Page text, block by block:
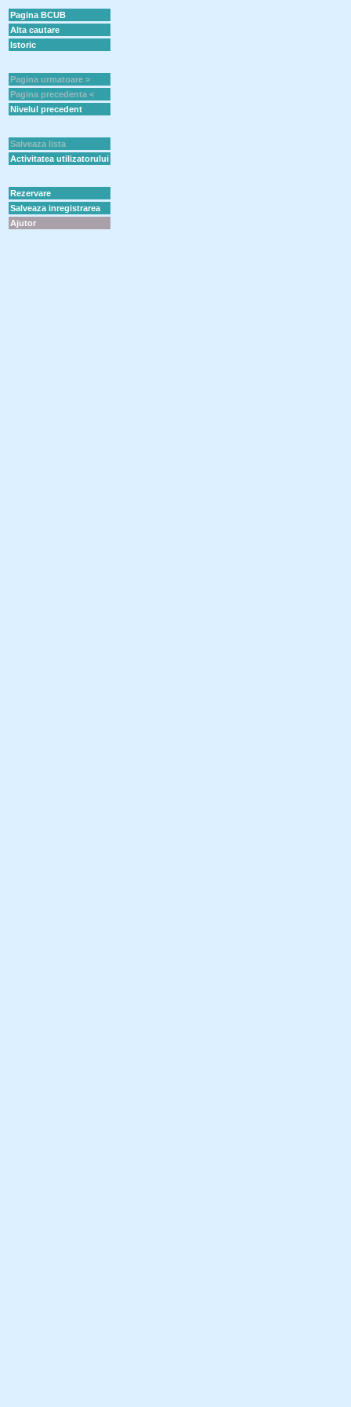
Pagina BCUB
Alta cautare
Istoric
Pagina urmatoare >
Pagina precedenta <
Nivelul precedent
Salveaza lista
Activitatea utilizatorului
Rezervare
Salveaza inregistrarea
Ajutor